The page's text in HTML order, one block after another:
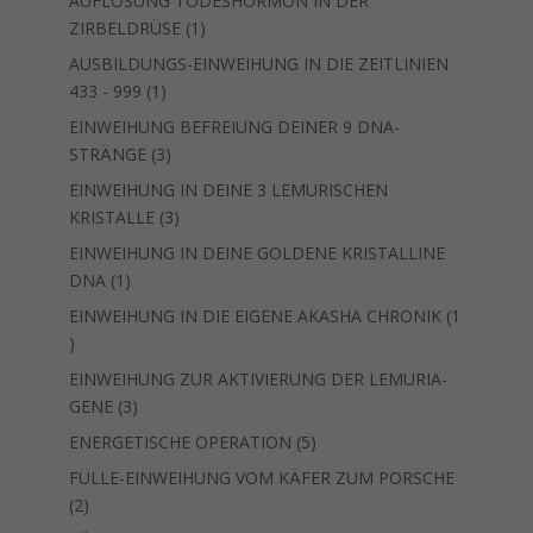
ZIRBELDRÜSE 1 1
Produkt
AUSBILDUNGS-EINWEIHUNG IN DIE ZEITLINIEN
433 - 999 1 1
Produkt
EINWEIHUNG BEFREIUNG DEINER 9 DNA-
STRÄNGE 33
Produkte
EINWEIHUNG IN DEINE 3 LEMURISCHEN
KRISTALLE 33
Produkte
EINWEIHUNG IN DEINE GOLDENE KRISTALLINE
DNA 1 1
Produkt
EINWEIHUNG IN DIE EIGENE AKASHA CHRONIK 1
1
Produkt
EINWEIHUNG ZUR AKTIVIERUNG DER LEMURIA-
GENE 33
Produkte
ENERGETISCHE OPERATION 55
Produkte
FÜLLE-EINWEIHUNG VOM KÄFER ZUM PORSCHE
22